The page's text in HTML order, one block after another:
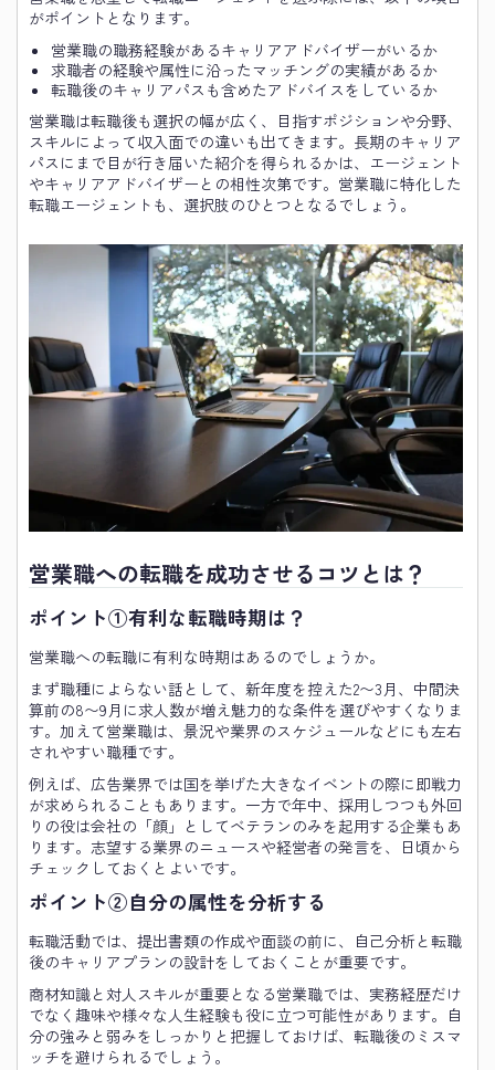
がポイントとなります。
営業職の職務経験があるキャリアアドバイザーがいるか
求職者の経験や属性に沿ったマッチングの実績があるか
転職後のキャリアパスも含めたアドバイスをしているか
営業職は転職後も選択の幅が広く、目指すポジションや分野、
スキルによって収入面での違いも出てきます。長期のキャリア
パスにまで目が行き届いた紹介を得られるかは、エージェント
やキャリアアドバイザーとの相性次第です。営業職に特化した
転職エージェントも、選択肢のひとつとなるでしょう。
営業職への転職を成功させるコツとは？
ポイント①有利な転職時期は？
営業職への転職に有利な時期はあるのでしょうか。
まず職種によらない話として、新年度を控えた2〜3月、中間決
算前の8〜9月に求人数が増え魅力的な条件を選びやすくなりま
す。加えて営業職は、景況や業界のスケジュールなどにも左右
されやすい職種です。
例えば、広告業界では国を挙げた大きなイベントの際に即戦力
が求められることもあります。一方で年中、採用しつつも外回
りの役は会社の「顔」としてベテランのみを起用する企業もあ
ります。志望する業界のニュースや経営者の発言を、日頃から
チェックしておくとよいです。
ポイント②自分の属性を分析する
転職活動では、提出書類の作成や面談の前に、自己分析と転職
後のキャリアプランの設計をしておくことが重要です。
商材知識と対人スキルが重要となる営業職では、実務経歴だけ
でなく趣味や様々な人生経験も役に立つ可能性があります。自
分の強みと弱みをしっかりと把握しておけば、転職後のミスマ
ッチを避けられるでしょう。